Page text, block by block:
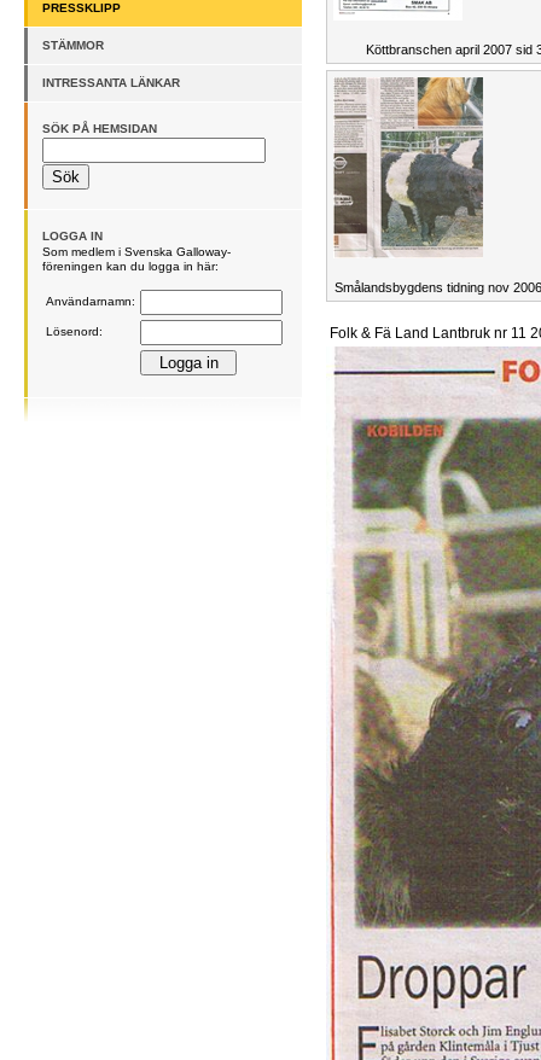
PRESSKLIPP
STÄMMOR
INTRESSANTA LÄNKAR
SÖK PÅ HEMSIDAN
LOGGA IN
Som medlem i Svenska Galloway-
föreningen kan du logga in här:
Användarnamn:
Lösenord:
Köttbranschen april 2007 sid
Smålandsbygdens tidning nov
Folk & Fä Land Lantbruk nr 11